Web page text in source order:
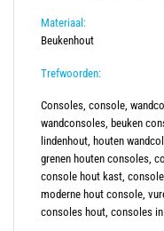
Materiaal:
Beukenhout
Trefwoorden:
Consoles, console,
wandconsoles, beuken
lindenhout, houten
grenen houten consoles,
console hout kast,
moderne hout console,
consoles hout, consoles